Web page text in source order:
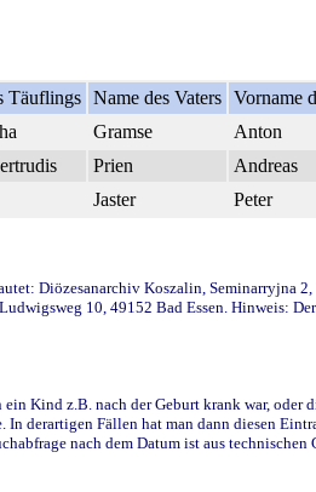
Täuflings Name des Vaters Vorname
Gramse Anton
Prien Andreas
Jaster Peter
Diözesanarchiv Koszalin, Seminarryjna
10, 49152 Bad Essen. Hinweis:
Kind z.B. nach der Geburt krank war,
derartigen Fällen hat man dann diesen
nach dem Datum ist aus